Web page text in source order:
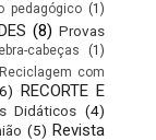
pedagógico (1)
(8) Provas
cabeças (1)
Reciclagem com
RECORTE E
Didáticos (4)
(5) Revista